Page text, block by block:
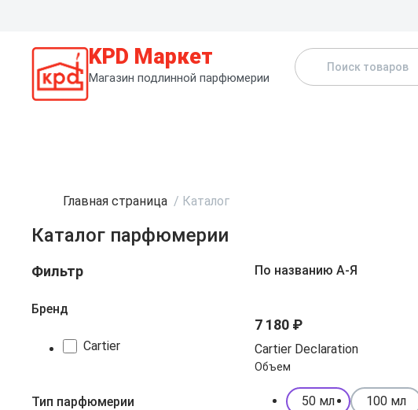
KPD Маркет
Магазин подлинной парфюмерии
Главная страница / Каталог
Каталог парфюмерии
По названию А-Я
Фильтр
Бренд
Cartier
Тип парфюмерии
7 180 ₽
Cartier Declaration
Объем
50 мл
100 мл